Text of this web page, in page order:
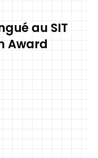
au SIT
Award